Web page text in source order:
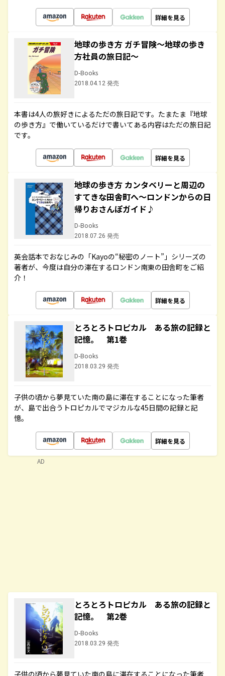
詳細を見る
地球の歩き方 ガチ冒険～地球の歩き
方社員の旅日記～
D-Books
2018.04.12 発売
本書は4人の旅好きによるただの旅日記です。たまたま『地球
の歩き方』で働いているだけで書いてある内容はただの旅日記
です。
詳細を見る
地球の歩き方 カンタベリーと周辺の
すてきな田舎町へ～ロンドンからの日
帰りおさんぽガイド♪
D-Books
2018.07.26 発売
英会話本でおなじみの「Kayoの“秘密のノート”」シリーズの
著者が、今度は自分の滞在するロンドン南東の田舎町をご紹
介！
詳細を見る
とろとろトロピカル ある旅の記録と
記憶。 第1巻
D-Books
2018.03.29 発売
子供の頃から夢見ていた南の島に滞在することになった筆者
が、島で出合うトロピカルでマジカルな45日間の記録と記
憶。
詳細を見る
とろとろトロピカル ある旅の記録と
記憶。 第2巻
D-Books
2018.03.29 発売
子供の頃から夢見ていた南の島に滞在することになった筆者
AD